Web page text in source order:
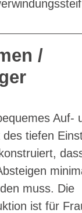
/
Auf-
tiefen
muss. Die
ist für